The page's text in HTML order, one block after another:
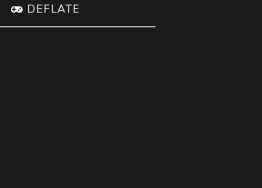
DEFLATE